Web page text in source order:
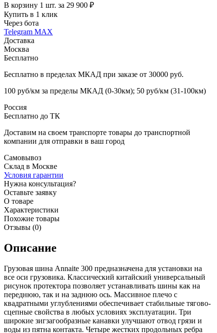
В корзину 1 шт. за 29 900 ₽
Купить в 1 клик
Через бота
Telegram MAX
Доставка
Москва
Бесплатно
Бесплатно в пределах МКАД при заказе от 30000 руб.
100 руб/км за пределы МКАД (0-30км); 50 руб/км (31-100км)
Россия
Бесплатно до ТК
Доставим на своем транспорте товары до транспортной
компании для отправки в ваш город
Самовывоз
Склад в Москве
Условия гарантии
Нужна консультация?
Оставьте заявку
О товаре
Характеристики
Похожие товары
Отзывы (0)
Описание
Грузовая шина Annaite 300 предназначена для установки на
все оси грузовика. Классический китайский универсальный
рисунок протектора позволяет устанавливать шины как на
переднюю, так и на заднюю ось. Массивное плечо с
квадратными углублениями обеспечивает стабильные тягово-
сцепные свойства в любых условиях эксплуатации. Три
широкие зигзагообразные канавки улучшают отвод грязи и
воды из пятна контакта. Четыре жестких продольных ребра